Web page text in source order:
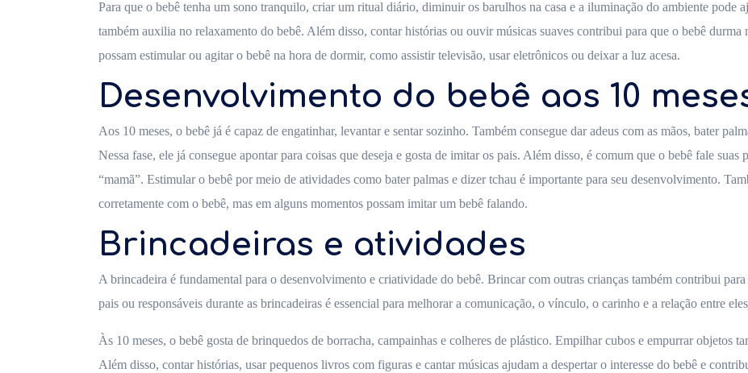
Para que o bebê tenha um sono tranquilo, criar um ritual diário, diminuir os barulhos na casa e a iluminação do ambiente pode
também auxilia no relaxamento do bebê. Além disso, contar histórias ou ouvir músicas suaves contribui para que o bebê durma
possam estimular ou agitar o bebê na hora de dormir, como assistir televisão, usar eletrônicos ou deixar a luz acesa.
Desenvolvimento do bebê aos 10
Aos 10 meses, o bebê já é capaz de engatinhar, levantar e sentar sozinho. Também consegue dar adeus com as mãos, bater
Nessa fase, ele já consegue apontar para coisas que deseja e gosta de imitar os pais. Além disso, é comum que o bebê fale suas
“mamã”. Estimular o bebê por meio de atividades como bater palmas e dizer tchau é importante para seu desenvolvimento.
corretamente com o bebê, mas em alguns momentos possam imitar um bebê falando.
Brincadeiras e atividades
A brincadeira é fundamental para o desenvolvimento e criatividade do bebê. Brincar com outras crianças também contribui
pais ou responsáveis durante as brincadeiras é essencial para melhorar a comunicação, o vínculo, o carinho e a relação entre
Às 10 meses, o bebê gosta de brinquedos de borracha, campainhas e colheres de plástico. Empilhar cubos e empurrar objetos
Além disso, contar histórias, usar pequenos livros com figuras e cantar músicas ajudam a despertar o interesse do bebê e